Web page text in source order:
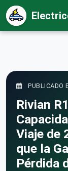
PUBLICADO
Rivian
Viaje de
que la
Pérdida